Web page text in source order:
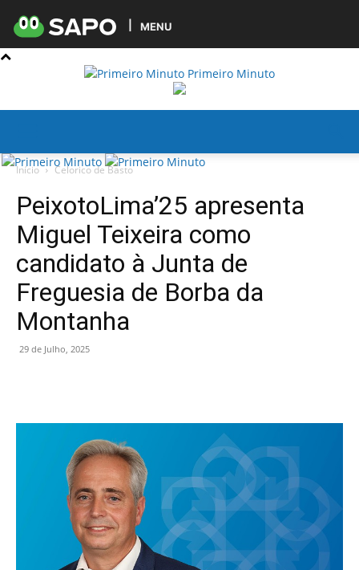
MENU
Primeiro Minuto
Início Celorico de Basto
PeixotoLima’25 apresenta
Miguel Teixeira como
candidato à Junta de
Freguesia de Borba da
Montanha
29 de Julho, 2025